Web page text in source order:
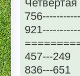
457---249
836---651